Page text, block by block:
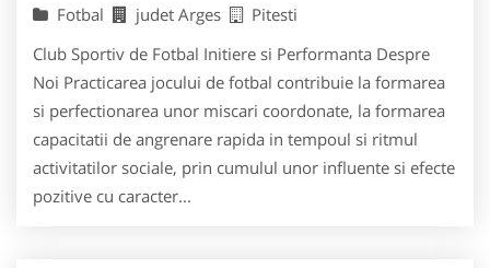
Fotbal judet Arges
Pitesti
Club Sportiv de Fotbal Initiere si Performanta Despre
Noi Practicarea jocului de fotbal contribuie la formarea
si perfectionarea unor miscari coordonate, la formarea
capacitatii de angrenare rapida in tempoul si ritmul
activitatilor sociale, prin cumulul unor influente si efecte
pozitive cu caracter...